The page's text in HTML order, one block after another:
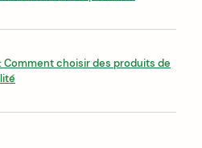
Comment choisir des produits de